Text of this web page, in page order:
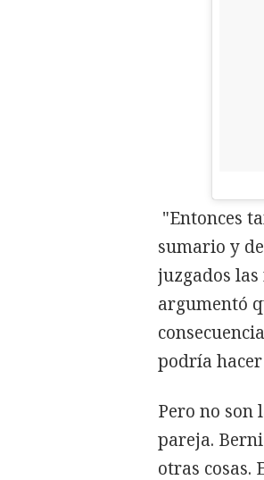
"Entonces
sumario y
juzgados
argumentó
podría
Pero no son
pareja.
otras cosas.